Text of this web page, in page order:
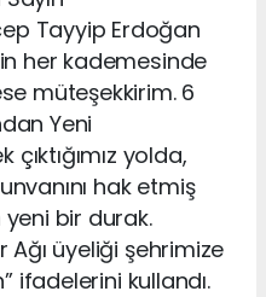
Tayyip Erdoğan
her kademesinde
müteşekkirim. 6
Yeni
yolda,
hak etmiş
yeni bir durak.
Ağı üyeliği şehrimize
ifadelerini kullandı.